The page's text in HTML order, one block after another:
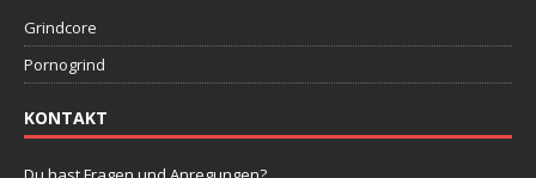
Grindcore
Pornogrind
KONTAKT